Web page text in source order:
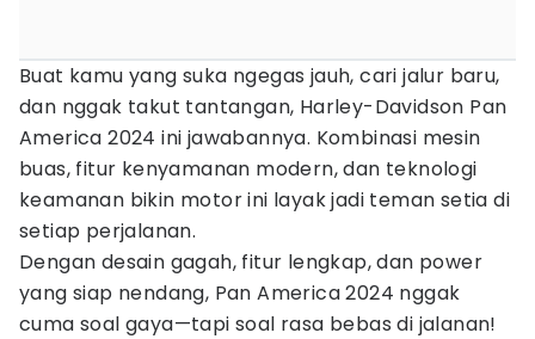
Buat kamu yang suka ngegas jauh, cari jalur baru,
dan nggak takut tantangan, Harley-Davidson Pan
America 2024 ini jawabannya. Kombinasi mesin
buas, fitur kenyamanan modern, dan teknologi
keamanan bikin motor ini layak jadi teman setia di
setiap perjalanan.
Dengan desain gagah, fitur lengkap, dan power
yang siap nendang, Pan America 2024 nggak
cuma soal gaya—tapi soal rasa bebas di jalanan!